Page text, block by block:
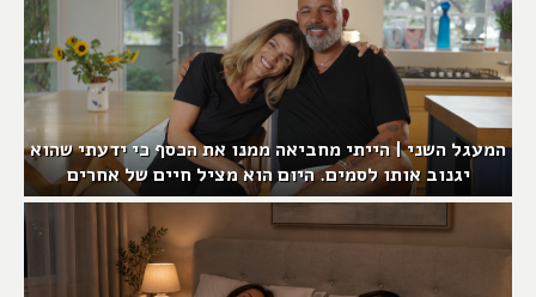
המעגל השני | הייתי מחביאה ממנו את הכסף כי ידעתי שהוא
יגנוב אותו לסמים. היום הוא מציל חיים של אחרים